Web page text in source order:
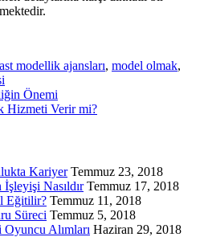
modellik ajansları, model olmak,
Önemi
Hizmeti Verir mi?
Kariyer Temmuz 23, 2018
Nasıldır Temmuz 17, 2018
Eğitilir? Temmuz 11, 2018
Süreci Temmuz 5, 2018
Alımları Haziran 29, 2018